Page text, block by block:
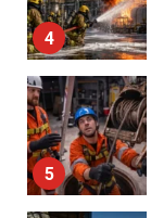
4
5